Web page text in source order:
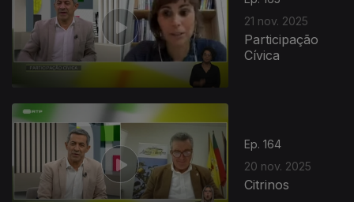
21 nov. 2025
Participação
Cívica
Ep. 164
20 nov. 2025
Citrinos